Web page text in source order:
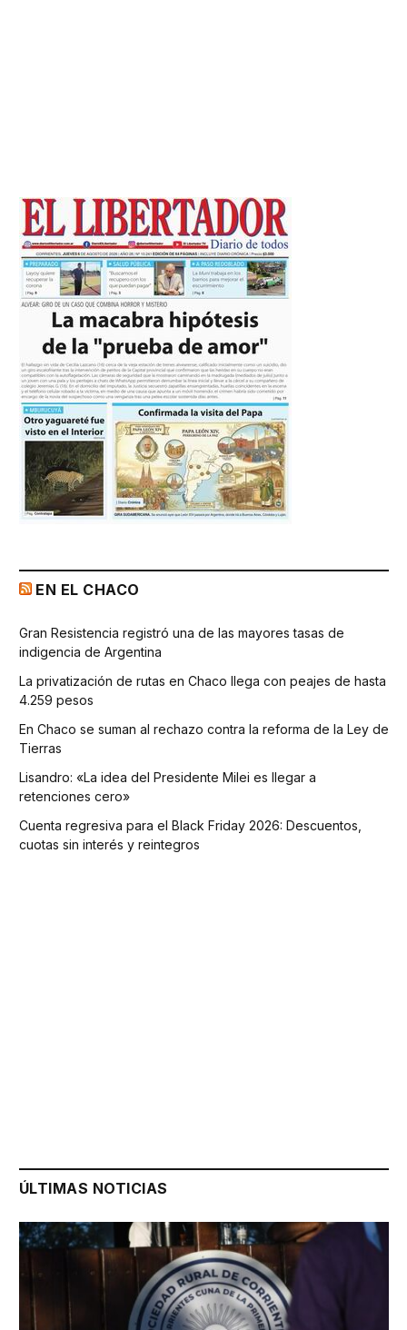
EN EL CHACO
Gran Resistencia registró una de las mayores tasas de
indigencia de Argentina
La privatización de rutas en Chaco llega con peajes de hasta
4.259 pesos
En Chaco se suman al rechazo contra la reforma de la Ley de
Tierras
Lisandro: «La idea del Presidente Milei es llegar a
retenciones cero»
Cuenta regresiva para el Black Friday 2026: Descuentos,
cuotas sin interés y reintegros
ÚLTIMAS NOTICIAS